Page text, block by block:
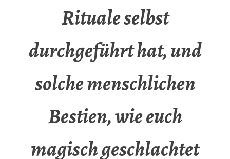
Rituale selbst
durchgeführt hat, und
solche menschlichen
Bestien, wie euch
magisch geschlachtet